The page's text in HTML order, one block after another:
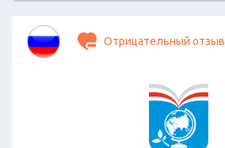
Отрицательный отзыв